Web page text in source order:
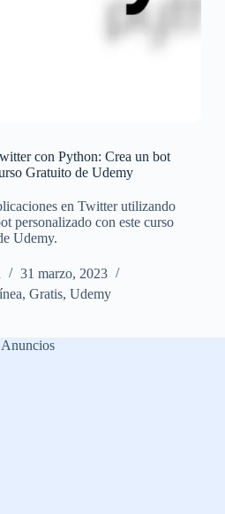
con Python: Crea un bot
Gratuito de Udemy
en Twitter utilizando
personalizado con este curso
Udemy.
31 marzo, 2023
,Gratis,Udemy
Anuncios